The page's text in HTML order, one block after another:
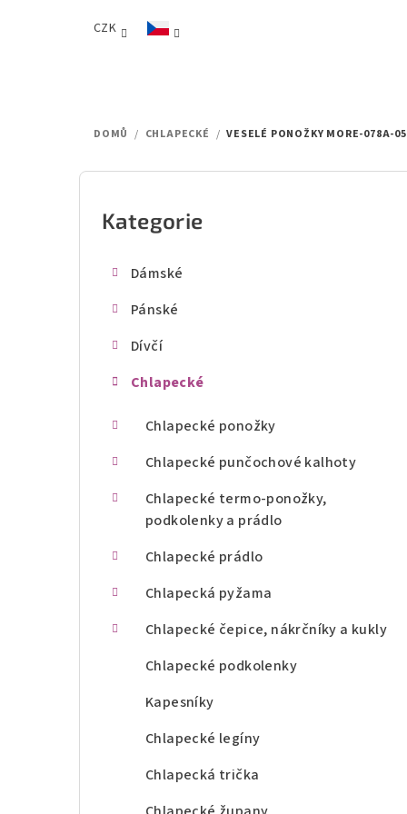
CZK
DOMŮ / CHLAPECKÉ / VESELÉ PONOŽKY MORE-078A-
Přeskočit
kategorie
Kategorie
Dámské
Pánské
Dívčí
Chlapecké
Chlapecké ponožky
Chlapecké punčochové kalhoty
Chlapecké termo-ponožky,
podkolenky a prádlo
Chlapecké prádlo
Chlapecká pyžama
Chlapecké čepice, nákrčníky a kukly
Chlapecké podkolenky
Kapesníky
Chlapecké legíny
Chlapecká trička